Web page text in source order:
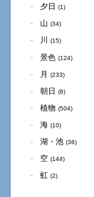
夕日 (1)
山 (34)
川 (15)
景色 (124)
月 (233)
朝日 (8)
植物 (504)
海 (10)
湖・池 (36)
空 (144)
虹 (2)